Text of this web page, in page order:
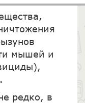
мышей и
редко, в